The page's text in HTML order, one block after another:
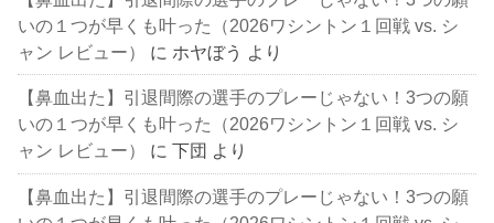
いの１つが早くも叶った（2026ワシントン１回戦 vs. シ
ャン レビュー）
に ホヤぼう より
【鼻血出た】引退間際の選手のプレーじゃない！3つの願
いの１つが早くも叶った（2026ワシントン１回戦 vs. シ
ャン レビュー）
に下団 より
【鼻血出た】引退間際の選手のプレーじゃない！3つの願